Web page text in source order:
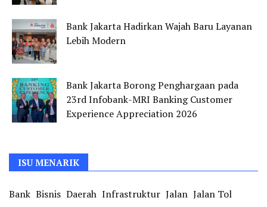
Bank Jakarta Hadirkan Wajah Baru Layanan
Lebih Modern
Bank Jakarta Borong Penghargaan pada
23rd Infobank-MRI Banking Customer
Experience Appreciation 2026
ISU MENARIK
Bank Bisnis Daerah Infrastruktur Jalan Jalan Tol